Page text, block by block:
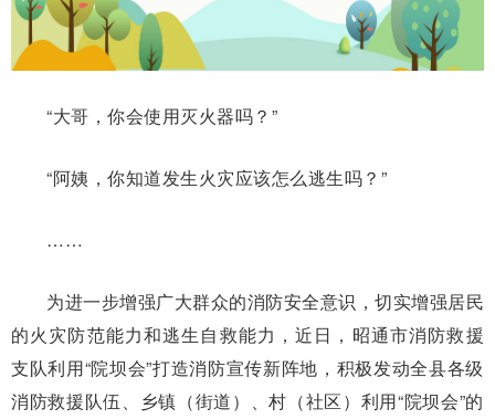
“大哥，你会使用灭火器吗？”
“阿姨，你知道发生火灾应该怎么逃生吗？”
……
为进一步增强广大群众的消防安全意识，切实增强居民
的火灾防范能力和逃生自救能力，近日，昭通市消防救援
支队利用“院坝会”打造消防宣传新阵地，积极发动全县各级
消防救援队伍、乡镇（街道）、村（社区）利用“院坝会”的